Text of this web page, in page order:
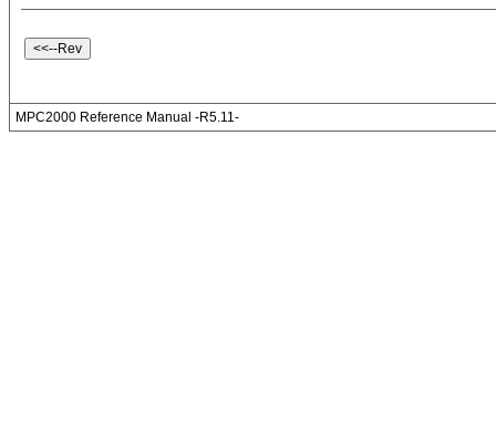
MPC2000 Reference Manual -R5.11-